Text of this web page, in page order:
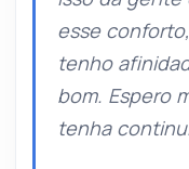
esse
tenho
bom. Espero
tenha